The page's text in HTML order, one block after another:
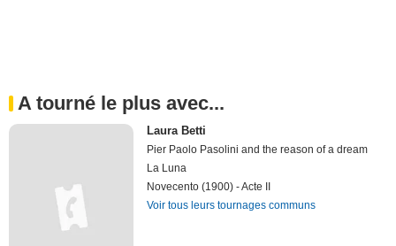
A tourné le plus avec...
Laura Betti
Pier Paolo Pasolini and the reason of a dream
La Luna
Novecento (1900) - Acte II
Voir tous leurs tournages communs